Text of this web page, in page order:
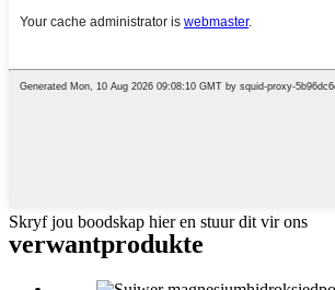
Skryf jou boodskap hier en stuur dit vir ons
verwantprodukte